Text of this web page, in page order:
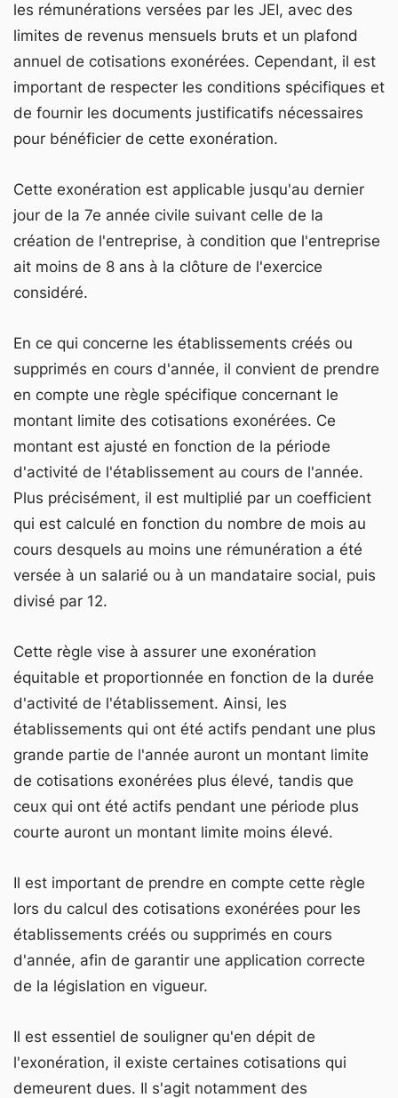
les rémunérations versées par les JEI, avec des
limites de revenus mensuels bruts et un plafond
annuel de cotisations exonérées. Cependant, il est
important de respecter les conditions spécifiques et
de fournir les documents justificatifs nécessaires
pour bénéficier de cette exonération.
Cette exonération est applicable jusqu'au dernier
jour de la 7e année civile suivant celle de la
création de l'entreprise, à condition que l'entreprise
ait moins de 8 ans à la clôture de l'exercice
considéré.
En ce qui concerne les établissements créés ou
supprimés en cours d'année, il convient de prendre
en compte une règle spécifique concernant le
montant limite des cotisations exonérées. Ce
montant est ajusté en fonction de la période
d'activité de l'établissement au cours de l'année.
Plus précisément, il est multiplié par un coefficient
qui est calculé en fonction du nombre de mois au
cours desquels au moins une rémunération a été
versée à un salarié ou à un mandataire social, puis
divisé par 12.
Cette règle vise à assurer une exonération
équitable et proportionnée en fonction de la durée
d'activité de l'établissement. Ainsi, les
établissements qui ont été actifs pendant une plus
grande partie de l'année auront un montant limite
de cotisations exonérées plus élevé, tandis que
ceux qui ont été actifs pendant une période plus
courte auront un montant limite moins élevé.
Il est important de prendre en compte cette règle
lors du calcul des cotisations exonérées pour les
établissements créés ou supprimés en cours
d'année, afin de garantir une application correcte
de la législation en vigueur.
Il est essentiel de souligner qu'en dépit de
l'exonération, il existe certaines cotisations qui
demeurent dues. Il s'agit notamment des